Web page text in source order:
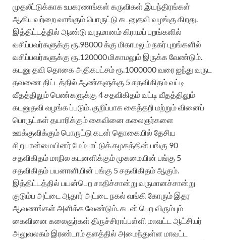
முதலீட்டுக்காக உபகரணங்கள் கருவிகள் இயந்திரங்கள்
ஆகியவற்றை வாங்கும் பொருட்டு கடனுதவி வழங்கு கிறது.
இத்திட்டத்தில் ஆண்டு வருமானம் கிராமப் புறங்களில்
வசிப்பவர்களுக்கு ரூ.98000 க்கு மிகாமலும் நகர் புறங்களில்
வசிப்பவர்களுக்கு ரூ.120000 மிகாமலும் இருக்க வேண்டும்.
கடனு தவி தொகை அதிகபட்சம் ரூ.1000000 வரை ஐந்து வருட
தவணை திட்டத்தில் ஆண்களுக்கு 5 சதவிகிதம் வட்டி
வீதத்திலும் பெண்களுக்கு 4 சதவிகிதம் வட்டி வீதத்திலும்
கடனுதவி வழங்க ப்படும். குறிப்பாக கைத்தறி மற்றும் வினைப்
பொருட்கள் தயாரிக்கும் கைவினை கலைஞர்களை
ஊக்குவிக்கும் பொருட்டு கடன் தொகையில் தேசிய
சிறுபான்மையினர் மேம்பாட்டுக் கழகத்தின் பங்கு 90
சதவிகிதம் மாநில கடனளிக்கும் முகமையின் பங்கு 5
சதவிகிதம் பயனாளியின் பங்கு 5 சதவிகிதம் ஆகும்.
இத்திட்டத்தில் பயன்பெற சாதிச்சான்று வருமானச்சான்று
குடும்ப அட்டை ஆதார் அட்டை நகல் வங்கி கோரும் இதர
ஆவணங்கள் அளிக்க வேண்டும். கடன் பெற விரும்பும்
கைவினை கலைஞர்கள் திருச்சிராப்பள்ளி மாவட்ட ஆட்சியர்
அலுவலகம் இரண்டாம் தளத்தில் அமைந்துள்ள மாவட்ட